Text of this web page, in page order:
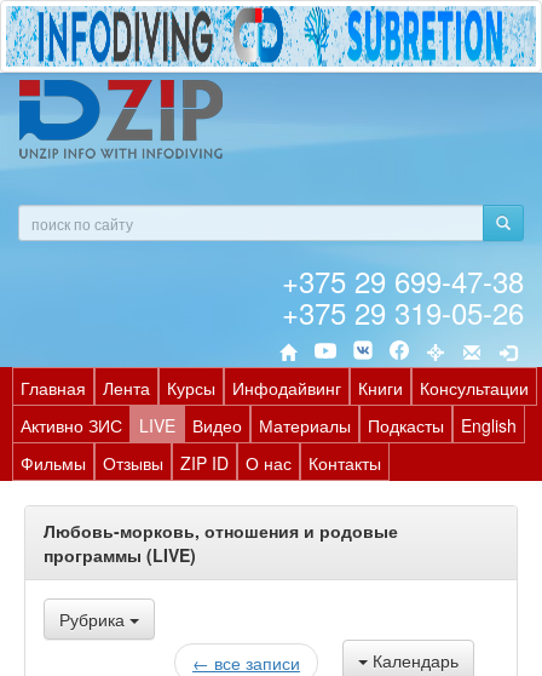
+375 29 699-47-38
+375 29 319-05-26
Главная Лента Курсы Инфодайвинг Книги
Консультации
Активно ЗИС
LIVE Видео Материалы Подкасты
English
Фильмы
Отзывы ZIP ID О нас Контакты
Любовь-морковь, отношения и родовые
программы (LIVE)
Рубрика
Календарь
← все записи